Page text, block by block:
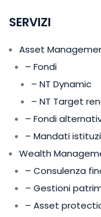
SERVIZI
Asset
– Fondi
– NT Dynamic
– NT Target
– Fondi
– Mandati
Wealth
– Consulenza
– Gestioni
– Asset